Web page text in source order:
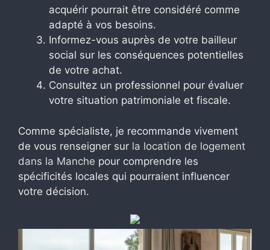
acquérir pourrait être considéré comme
adapté à vos besoins.
Informez-vous auprès de votre bailleur
social sur les conséquences potentielles
de votre achat.
Consultez un professionnel pour évaluer
votre situation patrimoniale et fiscale.
Comme spécialiste, je recommande vivement
de vous renseigner sur la location de logement
dans la Manche pour comprendre les
spécificités locales qui pourraient influencer
votre décision.